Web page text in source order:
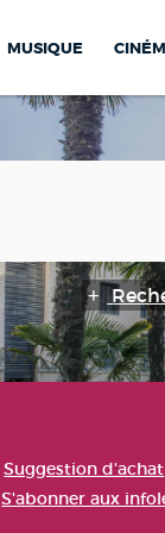
MUSIQUE
Suggestion d'achat
S'abonner aux